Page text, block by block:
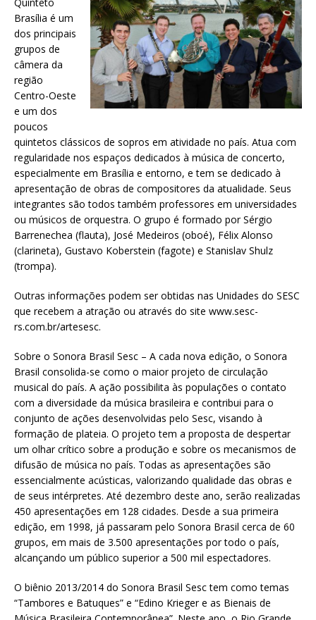
Brasília é um
dos principais
grupos de
câmera da
região
Centro-Oeste
e um dos
poucos
quintetos clássicos de sopros em atividade no país. Atua com
regularidade nos espaços dedicados à música de concerto,
especialmente em Brasília e entorno, e tem se dedicado à
apresentação de obras de compositores da atualidade. Seus
integrantes são todos também professores em universidades
ou músicos de orquestra. O grupo é formado por Sérgio
Barrenechea (flauta), José Medeiros (oboé), Félix Alonso
(clarineta), Gustavo Koberstein (fagote) e Stanislav Shulz
(trompa).
Outras informações podem ser obtidas nas Unidades do SESC
que recebem a atração ou através do site www.sesc-
rs.com.br/artesesc.
Sobre o Sonora Brasil Sesc – A cada nova edição, o Sonora
Brasil consolida-se como o maior projeto de circulação
musical do país. A ação possibilita às populações o contato
com a diversidade da música brasileira e contribui para o
conjunto de ações desenvolvidas pelo Sesc, visando à
formação de plateia. O projeto tem a proposta de despertar
um olhar crítico sobre a produção e sobre os mecanismos de
difusão de música no país. Todas as apresentações são
essencialmente acústicas, valorizando qualidade das obras e
de seus intérpretes. Até dezembro deste ano, serão realizadas
450 apresentações em 128 cidades. Desde a sua primeira
edição, em 1998, já passaram pelo Sonora Brasil cerca de 60
grupos, em mais de 3.500 apresentações por todo o país,
alcançando um público superior a 500 mil espectadores.
O biênio 2013/2014 do Sonora Brasil Sesc tem como temas
“Tambores e Batuques” e “Edino Krieger e as Bienais de